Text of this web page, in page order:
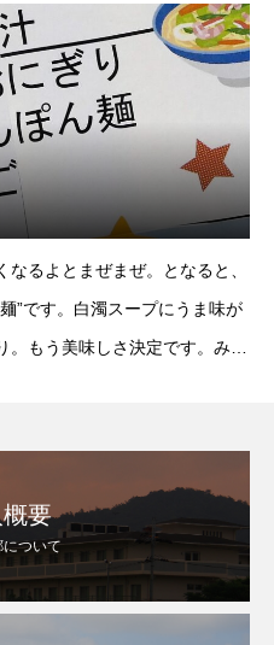
るよとまぜまぜ。となると、
”です。白濁スープにうま味が
もう美味しさ決定です。みな
要
について